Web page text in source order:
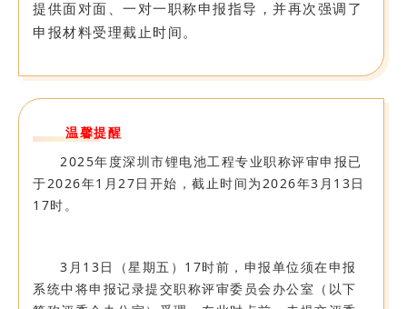
提供面对面、一对一职称申报指导，并再次强调了
申报材料受理截止时间。
温馨提醒
2025年度深圳市锂电池工程专业职称评审申报已
于2026年1月27日开始，截止时间为2026年3月13日
17时。
3月13日（星期五）17时前，申报单位须在申报
系统中将申报记录提交职称评审委员会办公室（以下